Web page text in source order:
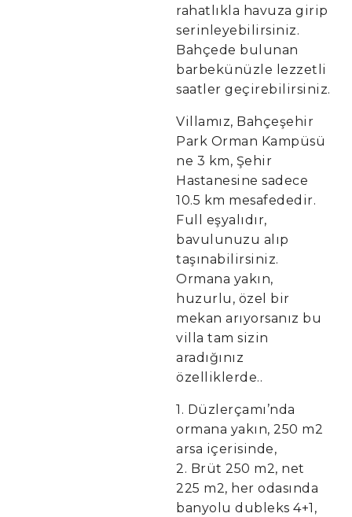
rahatlıkla havuza girip
serinleyebilirsiniz.
Bahçede bulunan
barbekünüzle lezzetli
saatler geçirebilirsiniz.
Villamız, Bahçeşehir
Park Orman Kampüsü
ne 3 km, Şehir
Hastanesine sadece
10.5 km mesafededir.
Full eşyalıdır,
bavulunuzu alıp
taşınabilirsiniz.
Ormana yakın,
huzurlu, özel bir
mekan arıyorsanız bu
villa tam sizin
aradığınız
özelliklerde..
1. Düzlerçamı’nda
ormana yakın, 250 m2
arsa içerisinde,
2. Brüt 250 m2, net
225 m2, her odasında
banyolu dubleks 4+1,